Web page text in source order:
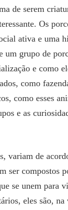
de serem
Os
ativa e uma
um grupo de
e como
como
como esses
e as
variam de
ser compostos
se unem para
eles são, na